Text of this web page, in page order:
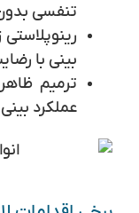
تنفسی
رینوپلاستی
بینی با
ترمیم
عملکرد